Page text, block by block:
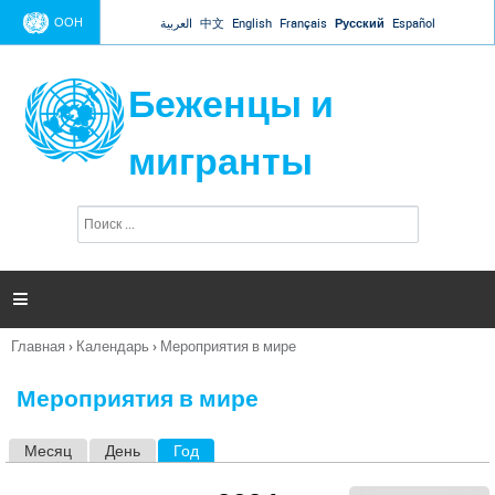
Jump to navigation
ООН العربية 中文 English Français Русский Español
Беженцы и
мигранты
п
и

Вы
Главная › Календарь › Мероприятия в мире
Мероприятия в мире
Месяц День Год